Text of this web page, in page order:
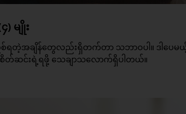
မျိုး
ရတဲ့အချိန်တွေလည်းရှိတက်တာ သဘာဝပါ။ ဒါပေမ
တ်ဆင်းရဲ့ရဖို့ သေချာသလောက်ရှိပါတယ်။